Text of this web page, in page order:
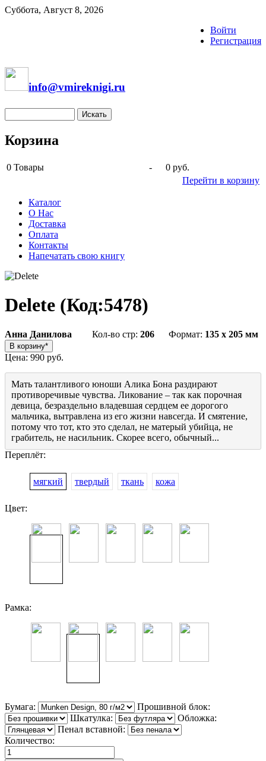
Суббота, Август 8, 2026
Войти
Регистрация
info@vmireknigi.ru
Корзина
0 Товары -
0 руб.
Перейти в корзину
Каталог
О Нас
Доставка
Оплата
Контакты
Напечатать свою книгу
Delete (Код:5478)
Анна Данилова Кол-во стр: 206 Формат: 135 x 205 мм
Цена: 990 руб.
Мать талантливого юноши Алика Бона раздирают
противоречивые чувства. Ликование – так как порочная
девица, безраздельно владевшая сердцем ее дорогого
мальчика, вытравлена из его жизни навсегда. И смятение,
потому что тот, кто это сделал, не матерый убийца, не
грабитель, не насильник. Скорее всего, обычный...
Переплёт:
мягкий твердый ткань кожа
Цвет:
Рамка:
Бумага:
Прошивной блок:
Шкатулка:
Обложка:
Пенал вставной:
Количество: